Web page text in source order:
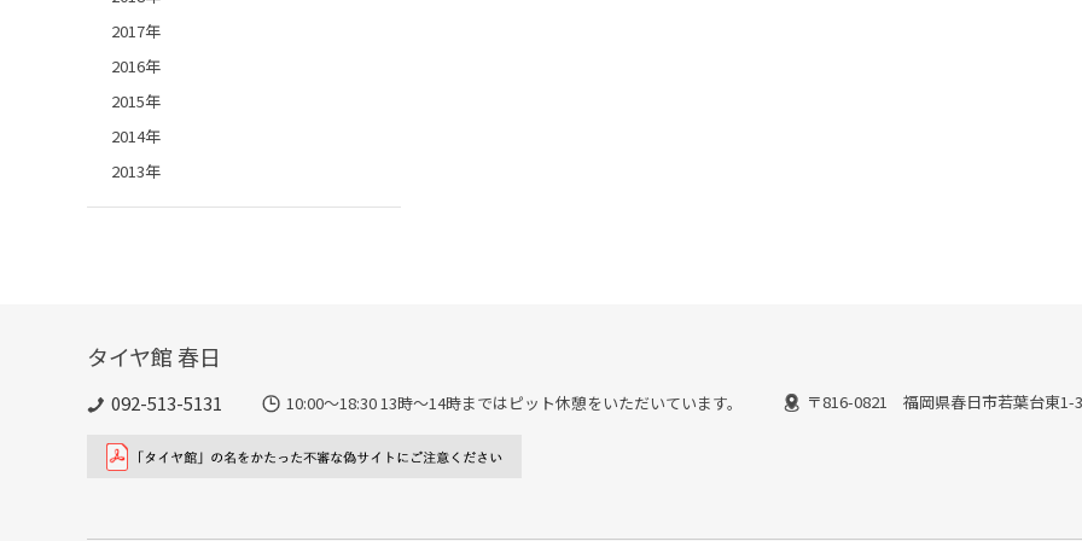
2017年
2016年
2015年
2014年
2013年
タイヤ館 春日
092-513-5131 10:00～18:30 13時〜14時まではピット休憩をいただいています。 〒816-0821 福岡県春日市若葉台東1-3